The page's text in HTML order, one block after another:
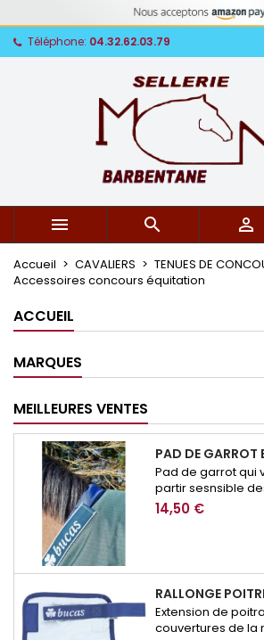
Téléphone: 04.32.62.03.79
  
Accueil CAVALIERS
TENUES DE
Accessoires concours équitation
ACCUEIL
MARQUES
MEILLEURES VENTES
PAD DE GARROT
Pad de garrot qui
partir sesnsible
frottement de
14,50 €
Extension de
couvertures de la